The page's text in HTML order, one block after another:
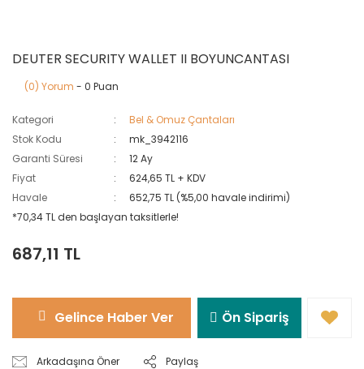
DEUTER SECURITY WALLET II BOYUNCANTASI
(0) Yorum - 0 Puan
Kategori
Bel & Omuz Çantaları
Stok Kodu
mk_3942116
Garanti Süresi
12 Ay
Fiyat
624,65 TL + KDV
Havale
652,75 TL (%5,00 havale indirimi)
*70,34 TL den başlayan taksitlerle!
687,11 TL
Gelince Haber Ver Ön Sipariş
Arkadaşına Öner Paylaş